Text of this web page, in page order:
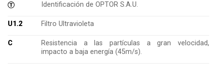
Identificación de OPTOR S.A.U.
U1.2 Filtro Ultravioleta
C
Resistencia a las partículas a gran velocidad,
impacto a baja energía (45m/s).